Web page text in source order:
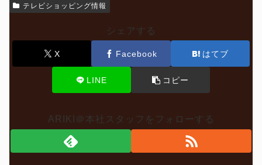
テレビショッピング情報
シェアする
X Facebook はてブ
LINE コピー
ARIKI＠本社スタッフをフォローする